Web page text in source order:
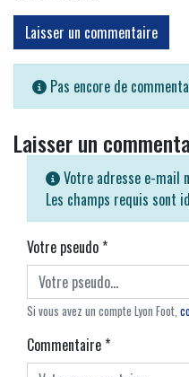
Laisser un commentaire
Pas encore de
Laisser un
Votre adresse e-mail
Les champs requis sont
Votre pseudo*
Si vous avez un compte Lyon Foot,
Commentaire*